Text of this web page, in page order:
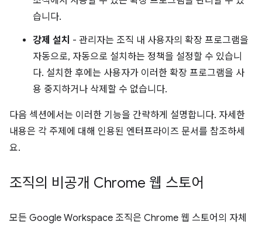
습니다.
강제 설치 - 관리자는 조직 내 사용자의 확장 프로그램을
자동으로, 자동으로 설치하는 정책을 설정할 수 있습니
다. 설치한 후에는 사용자가 이러한 확장 프로그램을 사
용 중지하거나 삭제할 수 없습니다.
다음 섹션에서는 이러한 기능을 간략하게 설명합니다. 자세한
내용은 각 주제에 대해 인용된 엔터프라이즈 문서를 참조하세
요.
조직의 비공개 Chrome 웹 스토어
모든 Google Workspace 조직은 Chrome 웹 스토어의 자체